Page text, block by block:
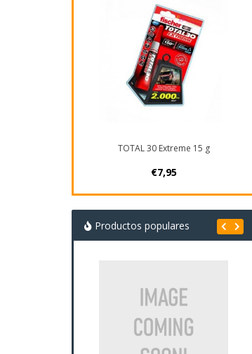
TOTAL 30 Extreme 15 g
€7,95
Productos populares